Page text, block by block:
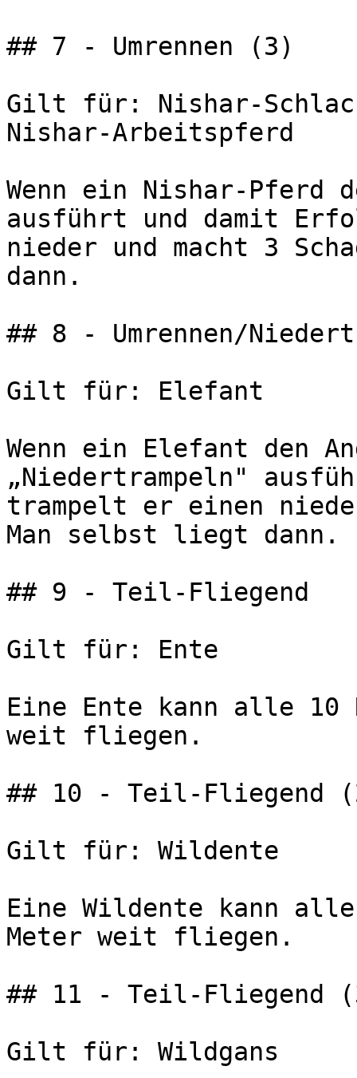
## 7 - Umrennen (3)
Gilt für: Nishar-
Nishar-Arbeitspferd
Wenn ein Nishar-Pferd
ausführt und damit
nieder und macht 3
dann.
## 8 - Umrennen/
Gilt für: Elefant
Wenn ein Elefant den
„Niedertrampeln"
trampelt er einen
Man selbst liegt dann.
## 9 - Teil-Fliegend
Gilt für: Ente
Eine Ente kann alle 10
weit fliegen.
## 10 - Teil-Fliegend
Gilt für: Wildente
Eine Wildente kann
Meter weit fliegen.
## 11 - Teil-Fliegend
Gilt für: Wildgans